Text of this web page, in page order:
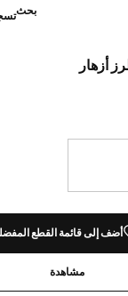
بحث
أزهار
أضف إلى قائمة القطع
مشاهدة